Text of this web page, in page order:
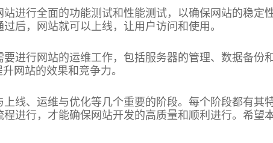
进行全面的功能测试和性能测试，以确保网站的稳定
后，网站就可以上线，让用户访问和使用。
进行网站的运维工作，包括服务器的管理、数据备份
网站的效果和竞争力。
线、运维与优化等几个重要的阶段。每个阶段都有其
进行，才能确保网站开发的高质量和顺利进行。希望